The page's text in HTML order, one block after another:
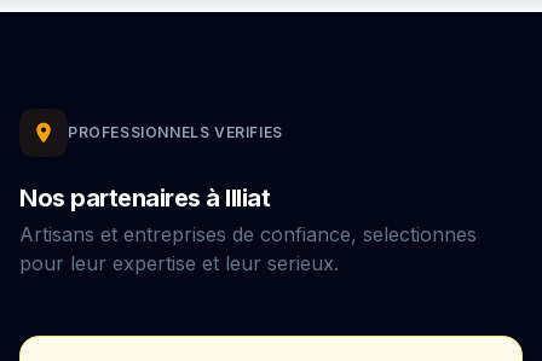
PROFESSIONNELS VERIFIES
Nos partenaires à Illiat
Artisans et entreprises de confiance, selectionnes
pour leur expertise et leur serieux.